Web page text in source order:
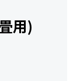
用)